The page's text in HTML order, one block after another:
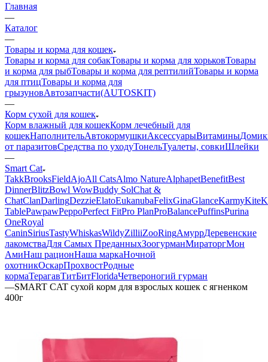
Главная
—
Каталог
—
Товары и корма для кошек
Товары и корма для собакТовары и корма для хорьковТовары
и корма для рыбТовары и корма для рептилийТовары и корма
для птицТовары и корма для
грызуновАвтозапчасти(AUTOSKIT)
—
Корм сухой для кошек
Корм влажный для кошекКорм лечебный для
кошекНаполнительАвтокормушкиАксессуарыВитамины
от паразитовСредства по уходуТонельТуалеты, совкиШлейки
—
Smart Cat
TakkBrooksFieldAjoAll CatsAlmo NatureAlphapetBenefitBest
DinnerBlitzBowl WowBuddy SolChat &
ChatClanDarlingDezzieElatoEukanubaFelixGinaGlanceKarmy
TablePawpawPeppoPerfect FitPro PlanProBalancePuffinsPurina
OneRoyal
CaninSiriusTastyWhiskasWildyZilliiZooRingАмуррДеревенские
лакомстваДля Самых ПреданныхЗоогурманМираторгМон
АмиНаш рационНаша маркаНочной
охотникОскарПрохвостРодные
кормаТерагавТитБитFloridaЧетвероногий гурман
—SMART CAT сухой корм для взрослых кошек с ягненком
400г